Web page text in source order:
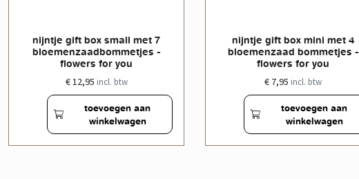
nijntje gift box small met 7
bloemenzaadbommetjes -
flowers for you
€ 12,95 incl. btw
toevoegen aan
winkelwagen
nijntje gift box mini met 4
bloemenzaad bommetjes -
flowers for you
€ 7,95 incl. btw
toevoegen aan
winkelwagen